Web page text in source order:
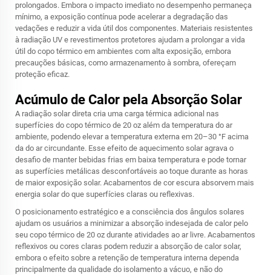
prolongados. Embora o impacto imediato no desempenho permaneça
mínimo, a exposição contínua pode acelerar a degradação das
vedações e reduzir a vida útil dos componentes. Materiais resistentes
à radiação UV e revestimentos protetores ajudam a prolongar a vida
útil do copo térmico em ambientes com alta exposição, embora
precauções básicas, como armazenamento à sombra, ofereçam
proteção eficaz.
Acúmulo de Calor pela Absorção Solar
A radiação solar direta cria uma carga térmica adicional nas
superfícies do copo térmico de 20 oz além da temperatura do ar
ambiente, podendo elevar a temperatura externa em 20–30 °F acima
da do ar circundante. Esse efeito de aquecimento solar agrava o
desafio de manter bebidas frias em baixa temperatura e pode tornar
as superfícies metálicas desconfortáveis ao toque durante as horas
de maior exposição solar. Acabamentos de cor escura absorvem mais
energia solar do que superfícies claras ou reflexivas.
O posicionamento estratégico e a consciência dos ângulos solares
ajudam os usuários a minimizar a absorção indesejada de calor pelo
seu copo térmico de 20 oz durante atividades ao ar livre. Acabamentos
reflexivos ou cores claras podem reduzir a absorção de calor solar,
embora o efeito sobre a retenção de temperatura interna dependa
principalmente da qualidade do isolamento a vácuo, e não do